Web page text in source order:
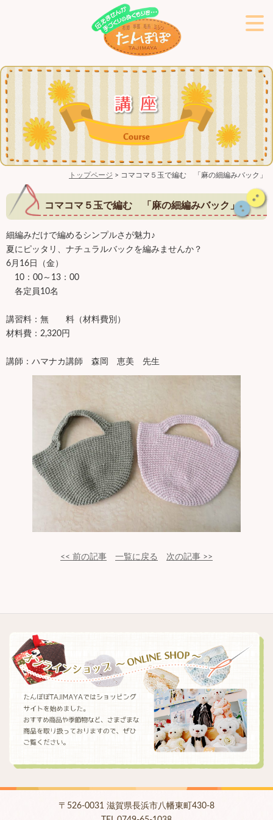
トップページ > コマコマ５玉で編む 「麻の細編みバック」
コマコマ５玉で編む 「麻の細編みバック」
細編みだけで編めるシンプルさが魅力♪
夏にピッタリ、ナチュラルバックを編みませんか？
6月16日（金）
10：00～13：00
各定員10名
講習料：無 料（材料費別）
材料費：2,320円
講師：ハマナカ講師 森岡 恵美 先生
<< 前の記事 一覧に戻る 次の記事 >>
〒526-0031 滋賀県長浜市八幡東町430-8